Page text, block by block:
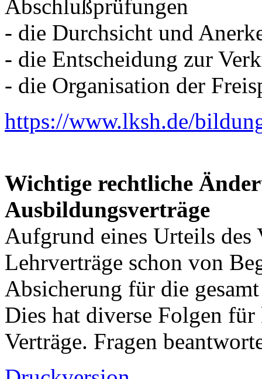
Abschlußprüfungen
- die Durchsicht und
- die Entscheidung zur
- die Organisation der
https://www.lksh.de/
Wichtige rechtliche
Ausbildungsverträge
Aufgrund eines Urteils des
Lehrverträge schon von
Absicherung für die
Dies hat diverse Folgen
Verträge. Fragen